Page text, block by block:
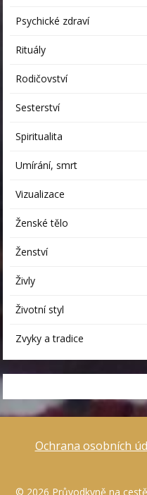
Psychické zdraví
Rituály
Rodičovství
Sesterství
Spiritualita
Umírání, smrt
Vizualizace
Ženské tělo
Ženství
Živly
Životní styl
Zvyky a tradice
Ochrana osobních
© 2026 Průvodkyně na